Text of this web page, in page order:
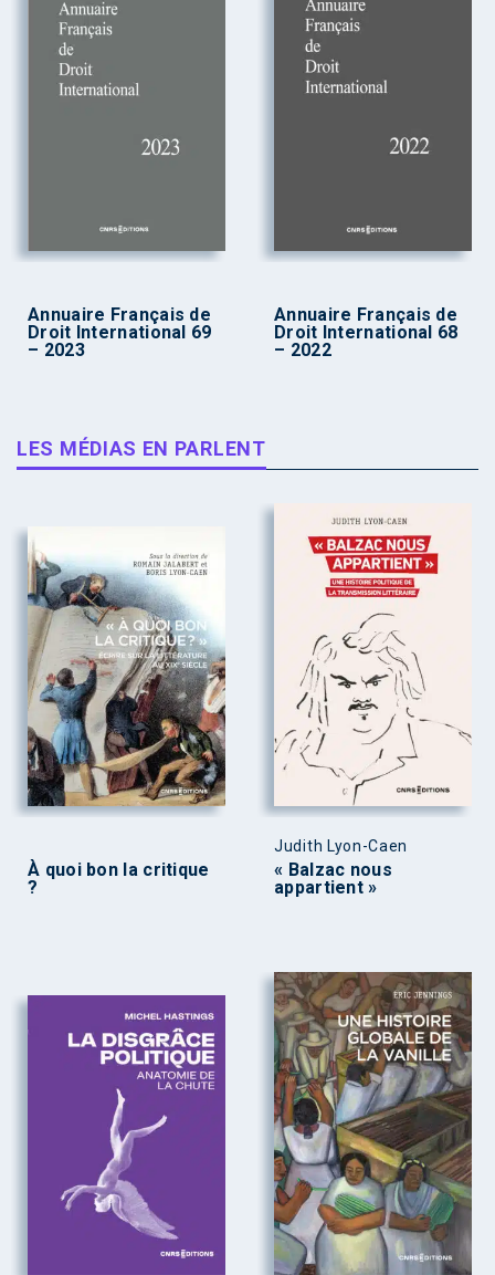
Annuaire Français de
Droit International 69
– 2023
Annuaire Français de
Droit International 68
– 2022
LES MÉDIAS EN PARLENT
À quoi bon la critique
?
Judith Lyon-Caen
« Balzac nous
appartient »